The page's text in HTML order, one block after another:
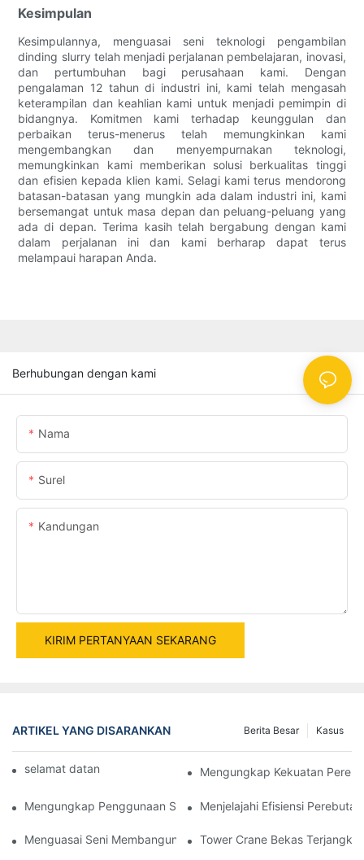
Kesimpulan
Kesimpulannya, menguasai seni teknologi pengambilan
dinding slurry telah menjadi perjalanan pembelajaran, inovasi,
dan pertumbuhan bagi perusahaan kami. Dengan
pengalaman 12 tahun di industri ini, kami telah mengasah
keterampilan dan keahlian kami untuk menjadi pemimpin di
bidangnya. Komitmen kami terhadap keunggulan dan
perbaikan terus-menerus telah memungkinkan kami
mengembangkan dan menyempurnakan teknologi,
memungkinkan kami memberikan solusi berkualitas tinggi
dan efisien kepada klien kami. Selagi kami terus mendorong
batasan-batasan yang mungkin ada dalam industri ini, kami
bersemangat untuk masa depan dan peluang-peluang yang
ada di depan. Terima kasih telah bergabung dengan kami
dalam perjalanan ini dan kami berharap dapat terus
melampaui harapan Anda.
Berhubungan dengan kami
Nama
Surel
Kandungan
KIRIM PERTANYAAN SEKARANG
ARTIKEL YANG DISARANKAN Kasus
Berita Besar
selamat datang di mesin dunia Mengungkap Kekuatan
Mengungkap Penggunaan Slurry Wall Grab Dalam Proyek
Menjelajahi Efisiensi
Menguasai Seni Membangun Dinding Slurry Dengan Teknologi
Tower Crane Bekas